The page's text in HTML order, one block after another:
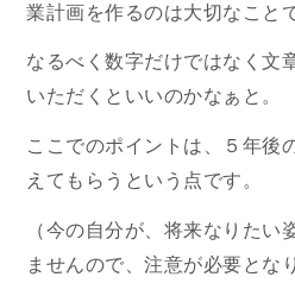
業計画を作るのは大切なこと
なるべく数字だけではなく文
いただくといいのかなぁと。
ここでのポイントは、５年後
えてもらうという点です。
（今の自分が、将来なりたい
ませんので、注意が必要とな